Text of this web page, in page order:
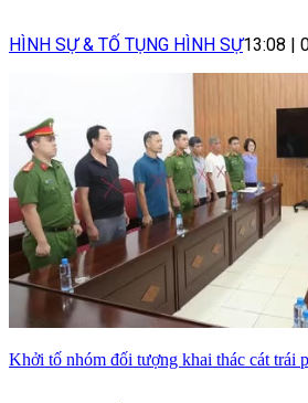
HÌNH SỰ & TỐ TỤNG HÌNH SỰ13:08
Khởi tố nhóm đối tượng khai thác cát trái